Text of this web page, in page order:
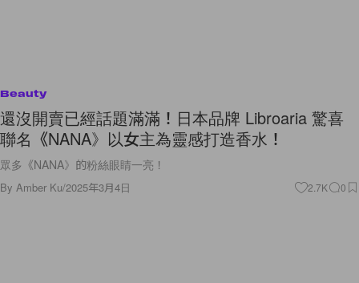
Beauty
還沒開賣已經話題滿滿！日本品牌 Libroaria 驚喜
聯名《NANA》以女主為靈感打造香水！
眾多《NANA》的粉絲眼睛一亮！
By Amber Ku/2025年3月4日 2.7K 0